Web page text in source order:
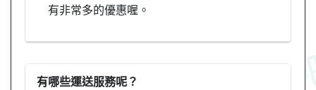
有非常多的優惠喔。
有哪些運送服務呢？